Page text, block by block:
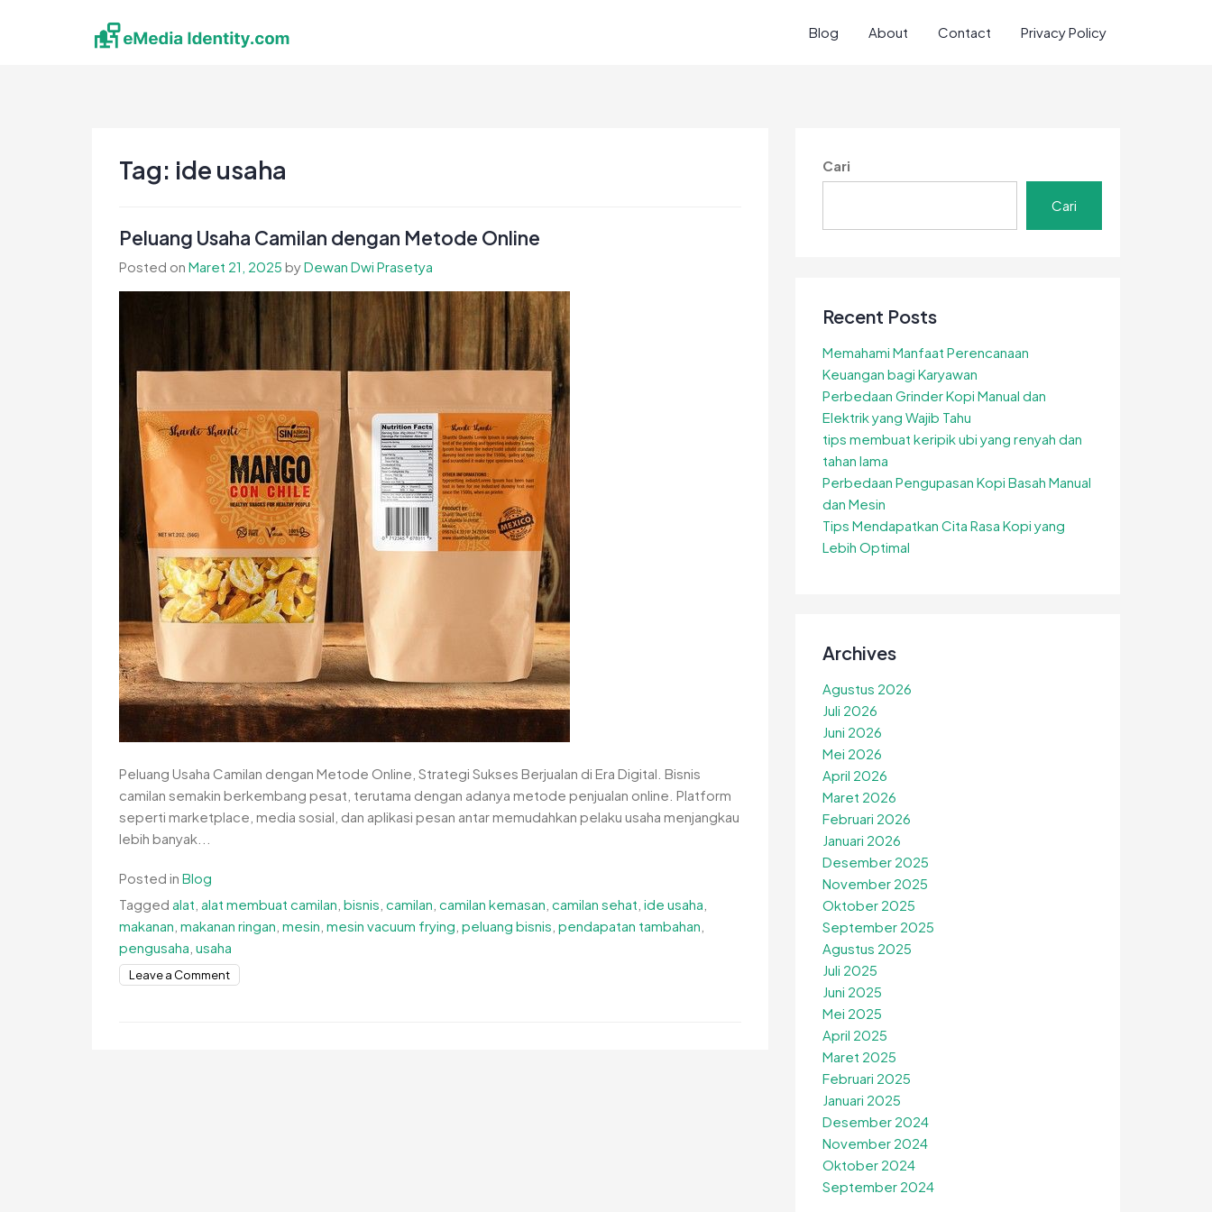
Blog About Contact Privacy Policy
Tag: ide usaha
Peluang Usaha Camilan dengan Metode Online
Posted on Maret 21, 2025 byDewan Dwi Prasetya
Peluang Usaha Camilan dengan Metode Online, Strategi Sukses Berjualan di Era Digital. Bisnis
camilan semakin berkembang pesat, terutama dengan adanya metode penjualan online. Platform
seperti marketplace, media sosial, dan aplikasi pesan antar memudahkan pelaku usaha menjangkau
lebih banyak...
Posted in Blog
Tagged alat alat membuat camilan bisnis camilan camilan kemasan camilan sehat ide usaha
makanan makanan ringan mesin mesin vacuum frying peluang bisnis pendapatan tambahan
pengusaha usaha
Leave a Commenton
Cari
Cari
Recent Posts
Memahami Manfaat Perencanaan
Keuangan bagi Karyawan
Perbedaan Grinder Kopi Manual dan
Elektrik yang Wajib Tahu
tips membuat keripik ubi yang renyah dan
tahan lama
Perbedaan Pengupasan Kopi Basah Manual
dan Mesin
Tips Mendapatkan Cita Rasa Kopi yang
Lebih Optimal
Archives
Agustus 2026
Juli 2026
Juni 2026
Mei 2026
April 2026
Maret 2026
Februari 2026
Januari 2026
Desember 2025
November 2025
Oktober 2025
September 2025
Agustus 2025
Juli 2025
Juni 2025
Mei 2025
April 2025
Maret 2025
Februari 2025
Januari 2025
Desember 2024
November 2024
Oktober 2024
September 2024